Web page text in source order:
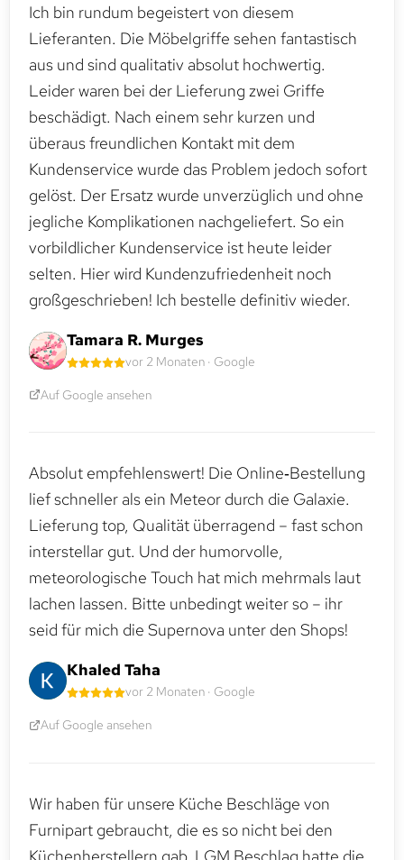
Ich bin rundum begeistert von diesem
Lieferanten. Die Möbelgriffe sehen fantastisch
aus und sind qualitativ absolut hochwertig.
Leider waren bei der Lieferung zwei Griffe
beschädigt. Nach einem sehr kurzen und
überaus freundlichen Kontakt mit dem
Kundenservice wurde das Problem jedoch sofort
gelöst. Der Ersatz wurde unverzüglich und ohne
jegliche Komplikationen nachgeliefert. So ein
vorbildlicher Kundenservice ist heute leider
selten. Hier wird Kundenzufriedenheit noch
großgeschrieben! Ich bestelle definitiv wieder.
Tamara R. Murges
vor 2 Monaten · Google
Auf Google ansehen
Absolut empfehlenswert! Die Online‑Bestellung
lief schneller als ein Meteor durch die Galaxie.
Lieferung top, Qualität überragend – fast schon
interstellar gut. Und der humorvolle,
meteorologische Touch hat mich mehrmals laut
lachen lassen. Bitte unbedingt weiter so – ihr
seid für mich die Supernova unter den Shops!
Khaled Taha
vor 2 Monaten · Google
Auf Google ansehen
Wir haben für unsere Küche Beschläge von
Furnipart gebraucht, die es so nicht bei den
Küchenherstellern gab. LGM Beschlag hatte die